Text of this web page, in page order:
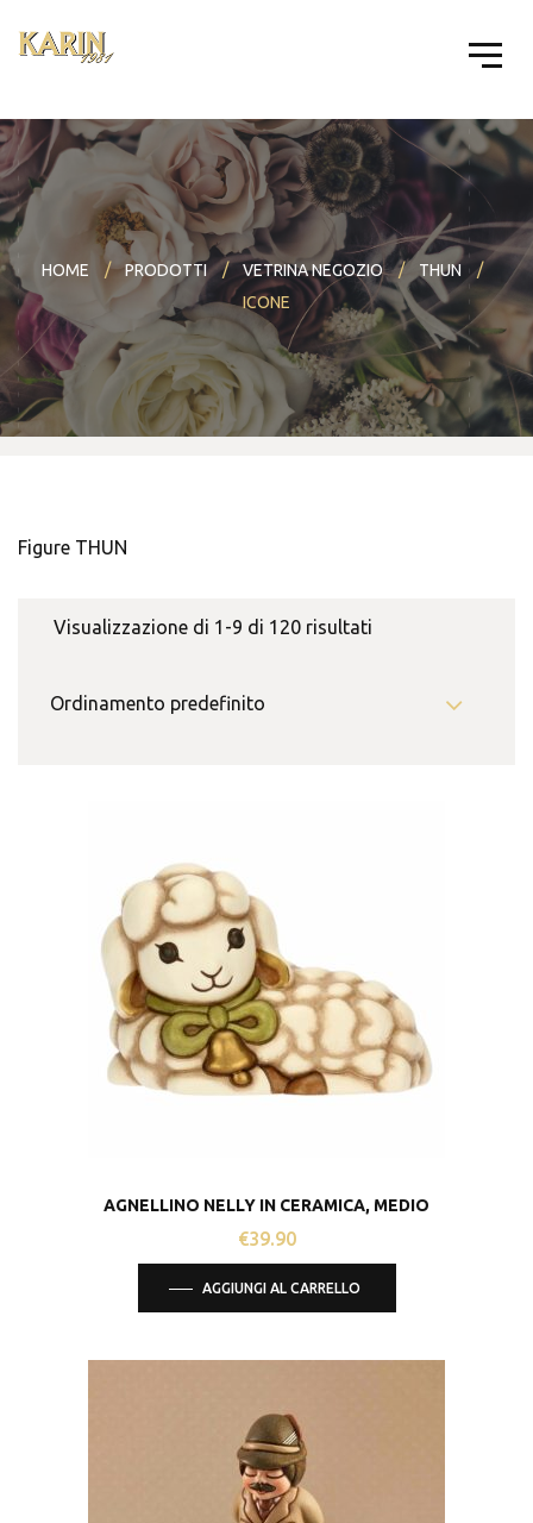
HOME PRODOTTI VETRINA NEGOZIO
THUN
ICONE
Figure THUN
Visualizzazione di 1-9 di 120 risultati
AGNELLINO NELLY IN CERAMICA, MEDIO
€39.90
AGGIUNGI AL CARRELLO